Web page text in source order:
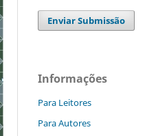
Enviar Submissão
Informações
Para Leitores
Para Autores